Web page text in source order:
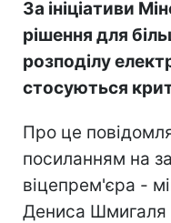
За ініціативи
рішення для
розподілу
стосуються
Про це
посиланням на
віцепрем'єра -
Дениса Шмигаля